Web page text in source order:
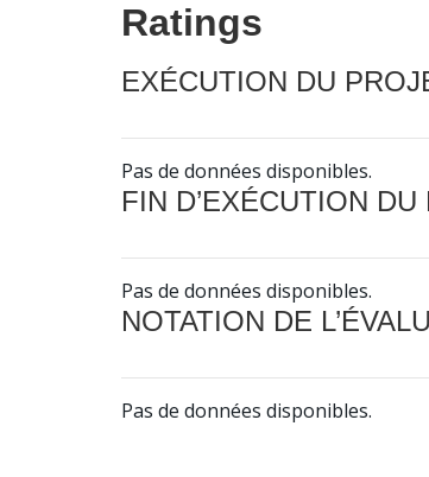
Ratings
EXÉCUTION DU
Pas de données disponibles.
FIN D’EXÉCUTION DU
Pas de données disponibles.
NOTATION DE
Pas de données disponibles.